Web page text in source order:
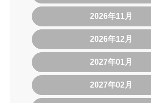
2026年11月
2026年12月
2027年01月
2027年02月